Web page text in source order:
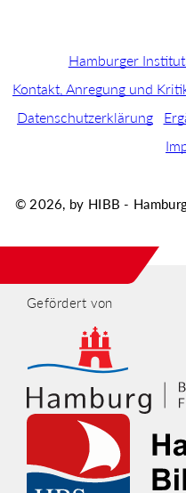
Hamburger
Kontakt, Anregung und
Datenschutzerklärung
© 2026, by HIBB -
Gefördert von